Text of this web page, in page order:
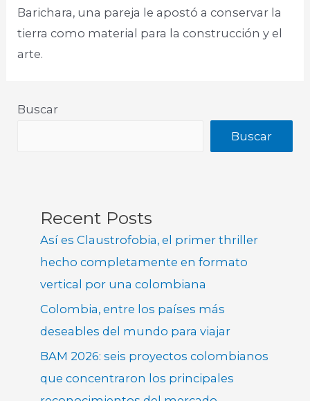
Barichara, una pareja le apostó a conservar la
tierra como material para la construcción y el
arte.
Buscar
Buscar
Recent Posts
Así es Claustrofobia, el primer thriller
hecho completamente en formato
vertical por una colombiana
Colombia, entre los países más
deseables del mundo para viajar
BAM 2026: seis proyectos colombianos
que concentraron los principales